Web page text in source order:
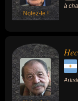
Notez-le !
à
il